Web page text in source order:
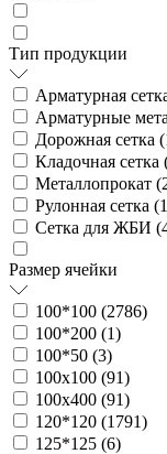
Тип продукции
Арматурная
Арматурные
Дорожная сетка (
Кладочная сетка
Металлопрокат (
Рулонная сетка (
Сетка для ЖБИ (
Размер ячейки
100*100 (2786)
100*200 (1)
100*50 (3)
100х100 (91)
100х400 (91)
120*120 (1791)
125*125 (6)